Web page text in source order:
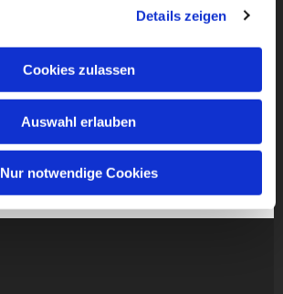
Details zeigen
Cookies zulassen
Auswahl erlauben
Nur notwendige Cookies